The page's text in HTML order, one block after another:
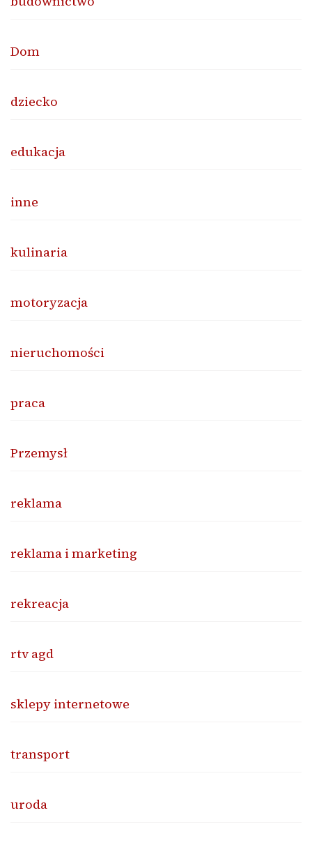
Dom
dziecko
edukacja
inne
kulinaria
motoryzacja
nieruchomości
praca
Przemysł
reklama
reklama i marketing
rekreacja
rtv agd
sklepy internetowe
transport
uroda